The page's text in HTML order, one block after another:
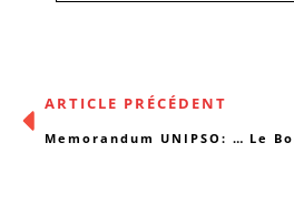
ARTICLE PRÉCÉDENT
Memorandum UNIPSO: priorités des entreprises à profit social